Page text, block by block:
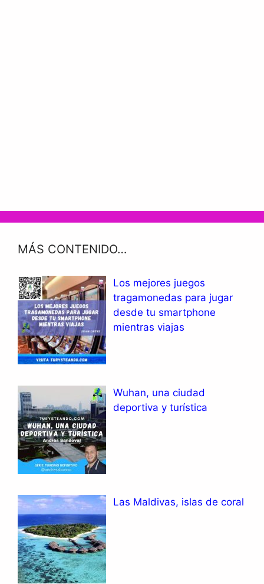
MÁS CONTENIDO…
Los mejores juegos
tragamonedas para jugar
desde tu smartphone
mientras viajas
Wuhan, una ciudad
deportiva y turística
Las Maldivas, islas de coral